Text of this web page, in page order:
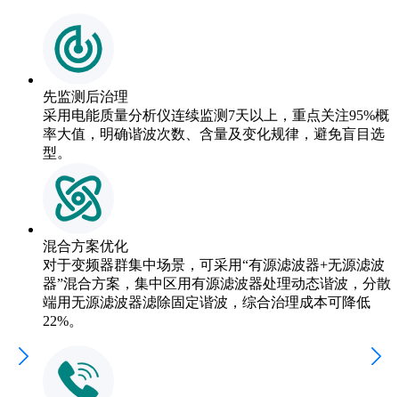
先监测后治理
采用电能质量分析仪连续监测7天以上，重点关注95%概
率大值，明确谐波次数、含量及变化规律，避免盲目选
型。
混合方案优化
对于变频器群集中场景，可采用“有源滤波器+无源滤波
器”混合方案，集中区用有源滤波器处理动态谐波，分散
端用无源滤波器滤除固定谐波，综合治理成本可降低
22%。